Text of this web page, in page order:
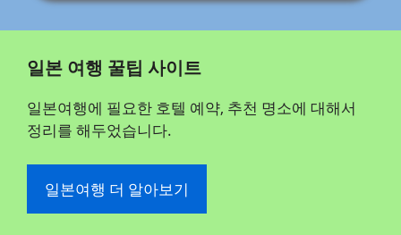
일본 여행 꿀팁 사이트
일본여행에 필요한 호텔 예약, 추천 명소에 대해서
정리를 해두었습니다.
일본여행 더 알아보기